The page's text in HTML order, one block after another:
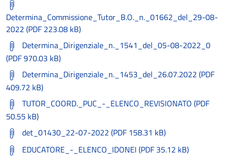
Determina_Commissione_Tutor_B.O._n._01662_del_29-08-
2022 (PDF 223.08 kB)
Determina_Dirigenziale_n._1541_del_05-08-2022_0
(PDF 970.03 kB)
Determina_Dirigenziale_n._1453_del_26.07.2022 (PDF
409.72 kB)
TUTOR_COORD._PUC_-_ELENCO_REVISIONATO (PDF
50.55 kB)
det_01430_22-07-2022 (PDF 158.31 kB)
EDUCATORE_-_ELENCO_IDONEI (PDF 35.12 kB)